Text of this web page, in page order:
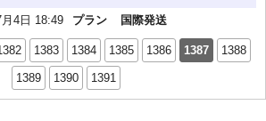
4日 18:49 プラン 国際発送
1383 1384 1385 1386 1387 1388
1389 1390 1391